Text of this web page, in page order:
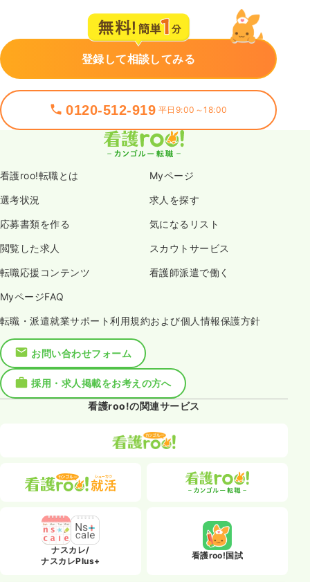
登録して相談してみる
0120-512-919 平日9:00～18:00
看護roo!転職とは Myページ
選考状況 求人を探す
応募書類を作る 気になるリスト
閲覧した求人 スカウトサービス
転職応援コンテンツ 看護師派遣で働く
MyページFAQ
転職・派遣就業サポート利用規約および個人情報保護方針
お問い合わせフォーム
採用・求人掲載をお考えの方へ
看護roo!の関連サービス
ナスカレ/
ナスカレPlus+
看護roo!国試